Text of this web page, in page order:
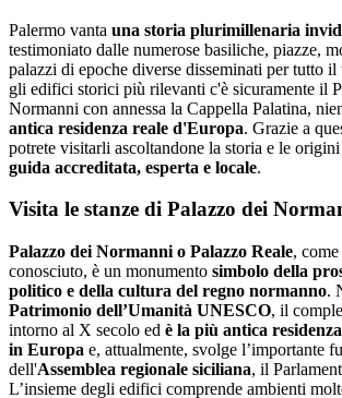
Palermo vanta una storia plurimillenaria
testimoniato dalle numerose basiliche, piazze,
palazzi di epoche diverse disseminati per tutto il
gli edifici storici più rilevanti c'è sicuramente il
Normanni con annessa la Cappella Palatina,
antica residenza reale d'Europa. Grazie a
potrete visitarli ascoltandone la storia e le
guida accreditata, esperta e locale.
Visita le stanze di Palazzo dei
Palazzo dei Normanni o Palazzo Reale,
conosciuto, è un monumento simbolo della
politico e della cultura del regno normanno.
Patrimonio dell’Umanità UNESCO, il
intorno al X secolo ed è la più antica
in Europa e, attualmente, svolge l’importante
dell'Assemblea regionale siciliana, il
L’insieme degli edifici comprende ambienti